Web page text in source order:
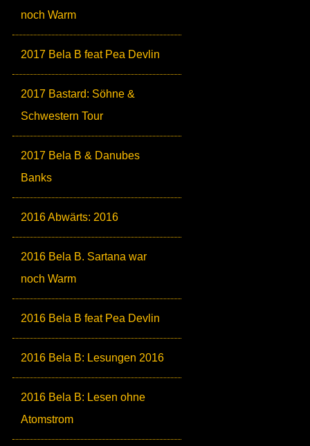
noch Warm
2017 Bela B feat Pea Devlin
2017 Bastard: Söhne &
Schwestern Tour
2017 Bela B & Danubes
Banks
2016 Abwärts: 2016
2016 Bela B. Sartana war
noch Warm
2016 Bela B feat Pea Devlin
2016 Bela B: Lesungen 2016
2016 Bela B: Lesen ohne
Atomstrom